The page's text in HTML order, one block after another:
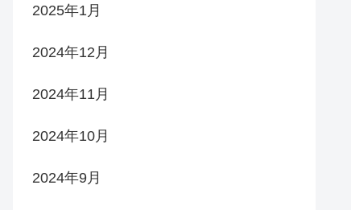
2025年1月
2024年12月
2024年11月
2024年10月
2024年9月